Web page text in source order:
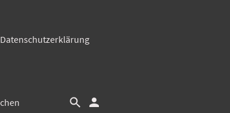
Datenschutzerklärung